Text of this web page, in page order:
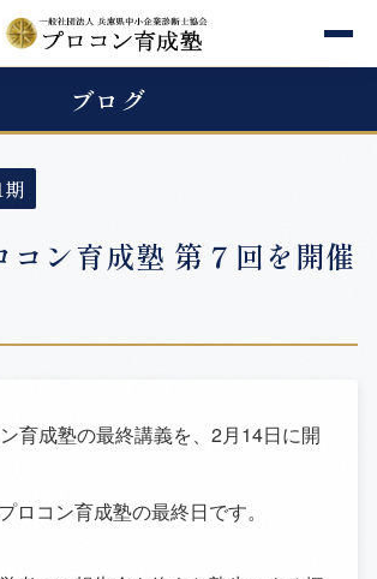
ブログ
期
コン育成塾 第７回を開催
育成塾の最終講義を、2月14日に開
ロコン育成塾の最終日です。